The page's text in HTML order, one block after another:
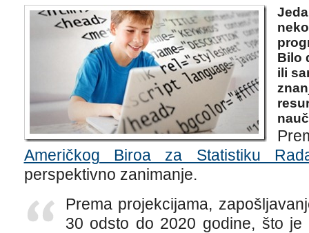
Bilo
ili
Američkog Biroa za Statistiku
perspektivno zanimanje.
Prema projekcijama,
30 odsto do 2020 godine, što